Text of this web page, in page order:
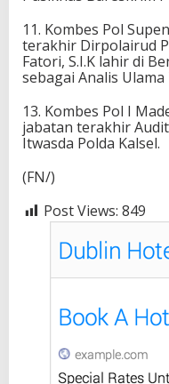
11. Kombes Pol
terakhir Dirpolairud
Fatori, S.I.K lahir di
sebagai Analis
13. ⁠Kombes Pol I
jabatan terakhir
Itwasda Polda Kalsel.
(FN/)
Post Views: 849